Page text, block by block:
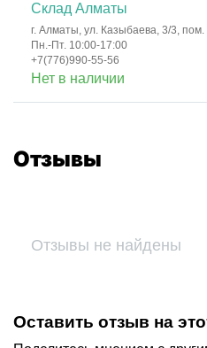
Склад Алматы
г. Алматы, ул. Казыбаева, 3/3, пом.
Пн.-Пт. 10:00-17:00
+7(776)990-55-56
Нет в наличии
Отзывы
Отзывы не найдены
Оставить отзыв на